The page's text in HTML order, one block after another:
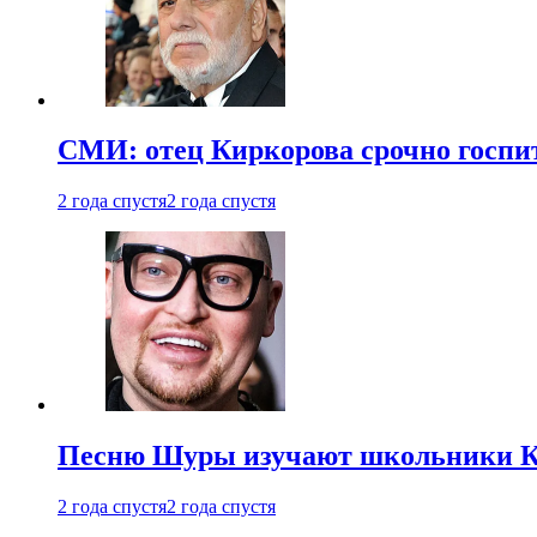
СМИ: отец Киркорова срочно
2 года спустя2 года спустя
Песню Шуры изучают школьники
2 года спустя2 года спустя